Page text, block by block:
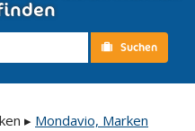
Suchen
▸ Mondavio, Marken